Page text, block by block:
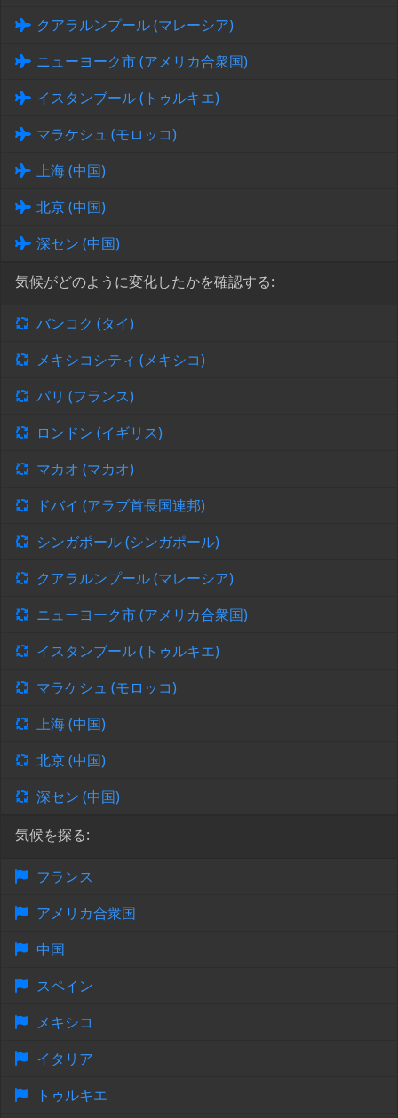
クアラルンプール (マレーシア)
ニューヨーク市 (アメリカ合衆国)
イスタンブール (トゥルキエ)
マラケシュ (モロッコ)
上海 (中国)
北京 (中国)
深セン (中国)
気候がどのように変化したかを確認する:
バンコク (タイ)
メキシコシティ (メキシコ)
パリ (フランス)
ロンドン (イギリス)
マカオ (マカオ)
ドバイ (アラブ首長国連邦)
シンガポール (シンガポール)
クアラルンプール (マレーシア)
ニューヨーク市 (アメリカ合衆国)
イスタンブール (トゥルキエ)
マラケシュ (モロッコ)
上海 (中国)
北京 (中国)
深セン (中国)
気候を探る:
フランス
アメリカ合衆国
中国
スペイン
メキシコ
イタリア
トゥルキエ